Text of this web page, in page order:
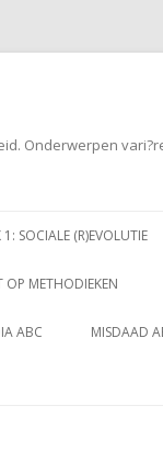
Onderwerpen
SOCIALE (R)EVOLUTIE
METHODIEKEN
ABC MISDAAD